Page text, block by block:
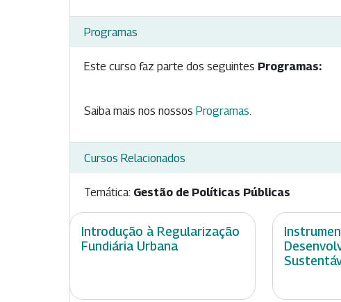
Programas
Este curso faz parte dos seguintes Programas:
Saiba mais nos nossos Programas.
Cursos Relacionados
Temática: Gestão de Políticas Públicas
Introdução à Regularização
Fundiária Urbana